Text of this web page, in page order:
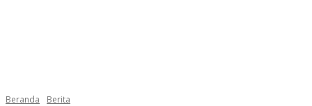
Beranda Berita